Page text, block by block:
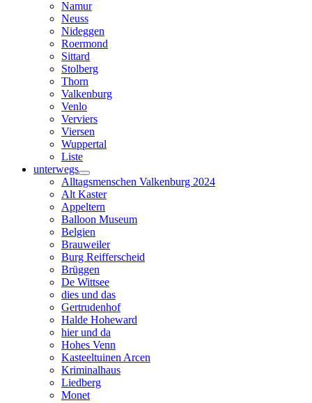
Namur
Neuss
Nideggen
Roermond
Sittard
Stolberg
Thorn
Valkenburg
Venlo
Verviers
Viersen
Wuppertal
Liste
unterwegs
Alltagsmenschen Valkenburg 2024
Alt Kaster
Appeltern
Balloon Museum
Belgien
Brauweiler
Burg Reifferscheid
Brüggen
De Wittsee
dies und das
Gertrudenhof
Halde Hoheward
hier und da
Hohes Venn
Kasteeltuinen Arcen
Kriminalhaus
Liedberg
Monet